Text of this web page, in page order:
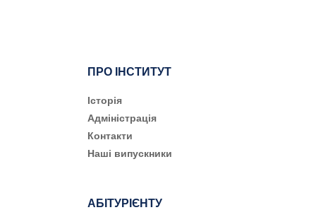
ПРО ІНСТИТУТ
Історія
Адміністрація
Контакти
Наші випускники
АБІТУРІЄНТУ